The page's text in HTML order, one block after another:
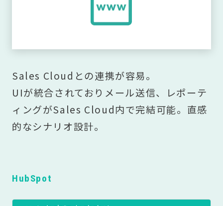
Sales Cloud との連携が容易。
UIが統合されておりメール送信、レポーテ
ィングがSales Cloud内で完結可能。直感
的なシナリオ設計。
HubSpot